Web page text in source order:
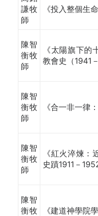
謙牧
師
《投入整個生
陳智
衡牧
師
《太陽旗下的
教會史（1941
陳智
衡牧
師
《合一非一律
陳智
衡牧
師
《紅火淬煉
史蹟1911－
陳智
衡牧
《建道神學院